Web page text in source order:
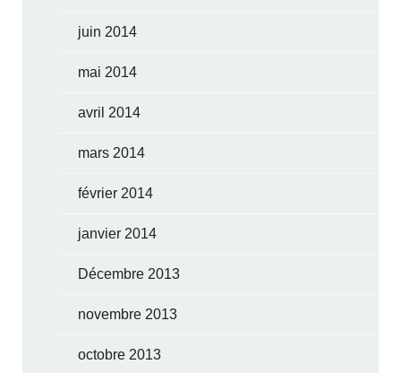
juin 2014
mai 2014
avril 2014
mars 2014
février 2014
janvier 2014
Décembre 2013
novembre 2013
octobre 2013